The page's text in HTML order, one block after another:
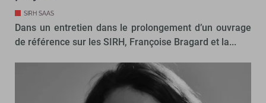
SIRH SAAS
Dans un entretien dans le prolongement d’un ouvrage
de référence sur les SIRH, Françoise Bragard et la...